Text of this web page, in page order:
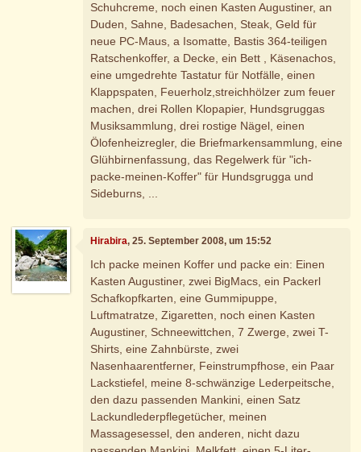
Schuhcreme, noch einen Kasten Augustiner, an
Duden, Sahne, Badesachen, Steak, Geld für
neue PC-Maus, a Isomatte, Bastis 364-teiligen
Ratschenkoffer, a Decke, ein Bett , Käsenachos,
eine umgedrehte Tastatur für Notfälle, einen
Klappspaten, Feuerholz,streichhölzer zum feuer
machen, drei Rollen Klopapier, Hundsgruggas
Musiksammlung, drei rostige Nägel, einen
Ölofenheizregler, die Briefmarkensammlung, eine
Glühbirnenfassung, das Regelwerk für "ich-
packe-meinen-Koffer" für Hundsgrugga und
Sideburns, ...
Hirabira, 25. September 2008, um 15:52
Ich packe meinen Koffer und packe ein: Einen
Kasten Augustiner, zwei BigMacs, ein Packerl
Schafkopfkarten, eine Gummipuppe,
Luftmatratze, Zigaretten, noch einen Kasten
Augustiner, Schneewittchen, 7 Zwerge, zwei T-
Shirts, eine Zahnbürste, zwei
Nasenhaarentferner, Feinstrumpfhose, ein Paar
Lackstiefel, meine 8-schwänzige Lederpeitsche,
den dazu passenden Mankini, einen Satz
Lackundlederpflegetücher, meinen
Massagesessel, den anderen, nicht dazu